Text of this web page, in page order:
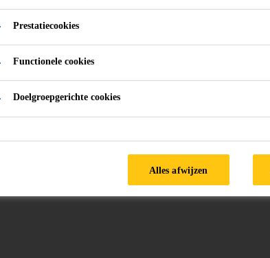
Volg ons
Prestatiecookies
Functionele cookies
Doelgroepgerichte cookies
Alles afwijzen